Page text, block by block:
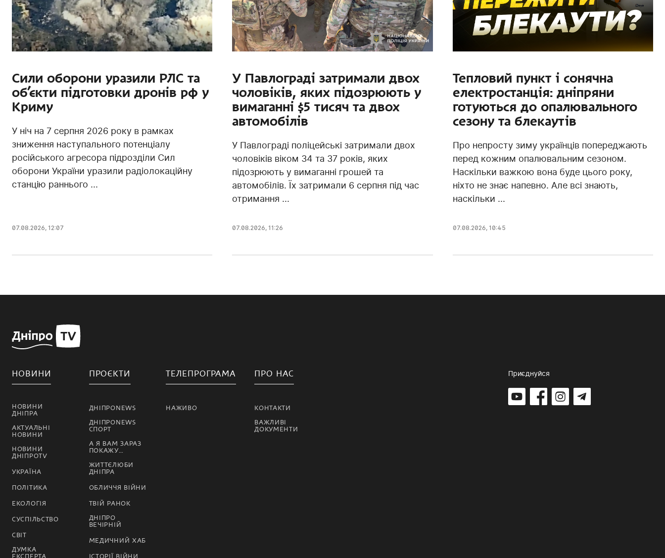
Сили оборони уразили РЛС та
об’єкти підготовки дронів рф у
Криму
У ніч на 7 серпня 2026 року в рамках
зниження наступального потенціалу
російського агресора підрозділи Сил
оборони України уразили радіолокаційну
станцію раннього ...
07.08.2026, 12:07
У Павлограді затримали двох
чоловіків, яких підозрюють у
вимаганні $5 тисяч та двох
автомобілів
У Павлограді поліцейські затримали двох
чоловіків віком 34 та 37 років, яких
підозрюють у вимаганні грошей та
автомобілів. Їх затримали 6 серпня під час
отримання ...
07.08.2026, 11:26
Тепловий пункт і сонячна
електростанція: дніпряни
готуються до опалювального
сезону та блекаутів
Про непросту зиму українців попереджають
перед кожним опалювальним сезоном.
Наскільки важкою вона буде цього року,
ніхто не знає напевно. Але всі знають,
наскільки ...
07.08.2026, 10:45
НОВИНИ
НОВИНИ
ДНІПРА
АКТУАЛЬНІ
НОВИНИ
НОВИНИ
ДНІПРОTV
УКРАЇНА
ПОЛІТИКА
ЕКОЛОГІЯ
СУСПІЛЬСТВО
СВІТ
ДУМКА
ЕКСПЕРТА
ПРОЄКТИ
ДНІПРОNEWS
ДНІПРОNEWS
СПОРТ
А Я ВАМ ЗАРАЗ
ПОКАЖУ…
ЖИТТЄЛЮБИ
ДНІПРА
ОБЛИЧЧЯ ВІЙНИ
ТВІЙ РАНОК
ДНІПРО
ВЕЧІРНІЙ
МЕДИЧНИЙ ХАБ
ІСТОРІЇ ВІЙНИ
ТЕЛЕПРОГРАМА
НАЖИВО
ПРО НАС
КОНТАКТИ
ВАЖЛИВІ
ДОКУМЕНТИ
Приєднуйся